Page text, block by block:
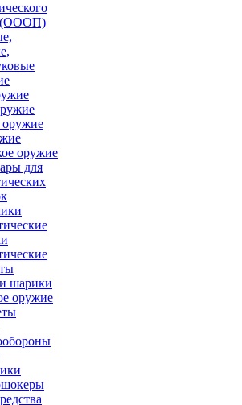
(ОООП)
оружие
для
шарики
оружие